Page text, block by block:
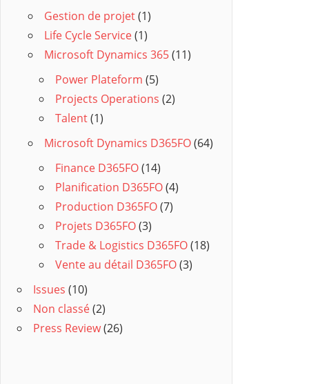
Gestion de projet(1)
Life Cycle Service(1)
Microsoft Dynamics 365(11)
Power Plateform (5)
Projects Operations (2)
Talent(1)
Microsoft Dynamics D365FO(64)
Finance D365FO(14)
Planification D365FO(4)
Production D365FO(7)
Projets D365FO(3)
Trade & Logistics D365FO(18)
Vente au détail D365FO(3)
Issues (10)
Non classé(2)
Press Review(26)